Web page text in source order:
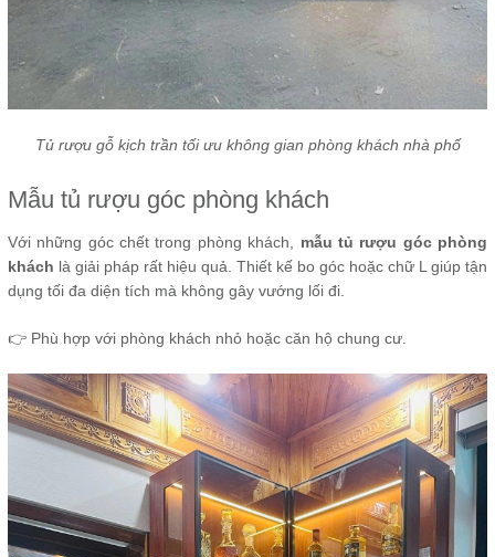
Tủ rượu gỗ kịch trần tối ưu không gian phòng khách nhà phố
Mẫu tủ rượu góc phòng khách
Với những góc chết trong phòng khách, mẫu tủ rượu góc phòng
khách là giải pháp rất hiệu quả. Thiết kế bo góc hoặc chữ L giúp tận
dụng tối đa diện tích mà không gây vướng lối đi.
👉 Phù hợp với phòng khách nhỏ hoặc căn hộ chung cư.